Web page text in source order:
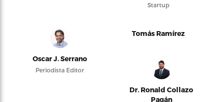
Startup
Oscar J. Serrano
Periodista Editor
Tomás Ramírez
Dr. Ronald Collazo
Pagán